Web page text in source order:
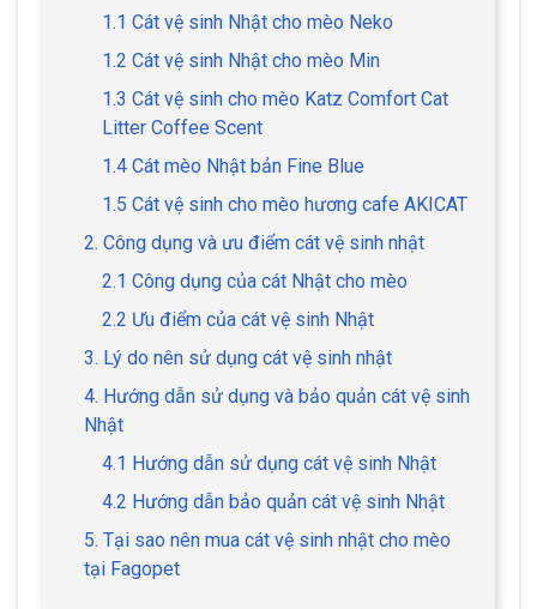
1.1 Cát vệ sinh Nhật cho mèo Neko
1.2 Cát vệ sinh Nhật cho mèo Min
1.3 Cát vệ sinh cho mèo Katz Comfort Cat
Litter Coffee Scent
1.4 Cát mèo Nhật bản Fine Blue
1.5 Cát vệ sinh cho mèo hương cafe AKICAT
2. Công dụng và ưu điểm cát vệ sinh nhật
2.1 Công dụng của cát Nhật cho mèo
2.2 Ưu điểm của cát vệ sinh Nhật
3. Lý do nên sử dụng cát vệ sinh nhật
4. Hướng dẫn sử dụng và bảo quản cát vệ sinh
Nhật
4.1 Hướng dẫn sử dụng cát vệ sinh Nhật
4.2 Hướng dẫn bảo quản cát vệ sinh Nhật
5. Tại sao nên mua cát vệ sinh nhật cho mèo
tại Fagopet